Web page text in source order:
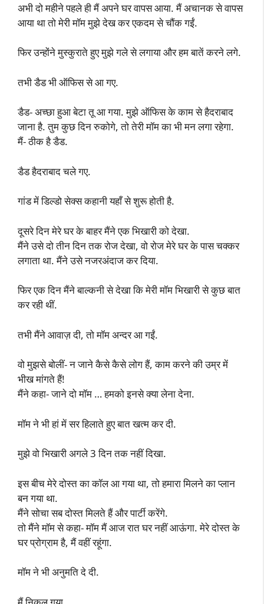
अभी दो महीने पहले ही मैं अपने घर वापस आया. मैं अचानक से वापस
आया था तो मेरी मॉम मुझे देख कर एकदम से चौंक गईं.
फिर उन्होंने मुस्कुराते हुए मुझे गले से लगाया और हम बातें करने लगे.
तभी डैड भी ऑफिस से आ गए.
डैड- अच्छा हुआ बेटा तू आ गया. मुझे ऑफिस के काम से हैदराबाद
जाना है. तुम कुछ दिन रुकोगे, तो तेरी मॉम का भी मन लगा रहेगा.
मैं- ठीक है डैड.
डैड हैदराबाद चले गए.
गांड में डिल्डो सेक्स कहानी यहाँ से शुरू होती है.
दूसरे दिन मेरे घर के बाहर मैंने एक भिखारी को देखा.
मैंने उसे दो तीन दिन तक रोज देखा, वो रोज मेरे घर के पास चक्कर
लगाता था. मैंने उसे नजरअंदाज कर दिया.
फिर एक दिन मैंने बाल्कनी से देखा कि मेरी मॉम भिखारी से कुछ बात
कर रही थीं.
तभी मैंने आवाज़ दी, तो मॉम अन्दर आ गईं.
वो मुझसे बोलीं- न जाने कैसे कैसे लोग हैं, काम करने की उम्र में
भीख मांगते हैं!
मैंने कहा- जाने दो मॉम … हमको इनसे क्या लेना देना.
मॉम ने भी हां में सर हिलाते हुए बात खत्म कर दी.
मुझे वो भिखारी अगले 3 दिन तक नहीं दिखा.
इस बीच मेरे दोस्त का कॉल आ गया था, तो हमारा मिलने का प्लान
बन गया था.
मैंने सोचा सब दोस्त मिलते हैं और पार्टी करेंगे.
तो मैंने मॉम से कहा- मॉम मैं आज रात घर नहीं आऊंगा. मेरे दोस्त के
घर प्रोग्राम है, मैं वहीं रहूंगा.
मॉम ने भी अनुमति दे दी.